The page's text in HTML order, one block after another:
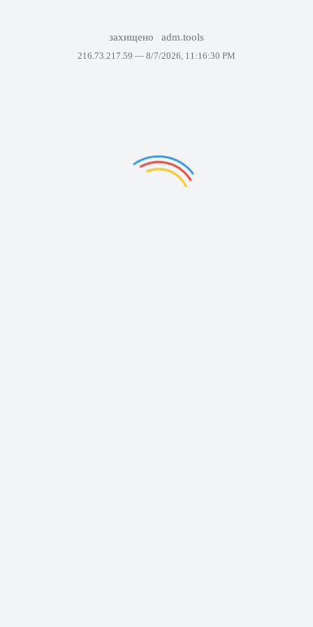
захищено adm.tools
216.73.217.59 — 8/7/2026, 11:16:30 PM